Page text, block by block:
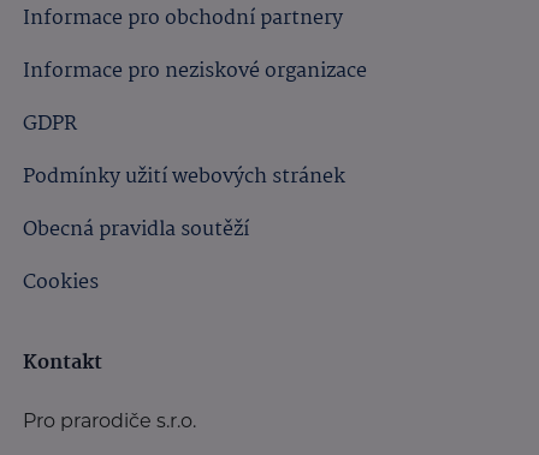
Informace pro obchodní partnery
Informace pro neziskové organizace
GDPR
Podmínky užití webových stránek
Obecná pravidla soutěží
Cookies
Kontakt
Pro prarodiče s.r.o.